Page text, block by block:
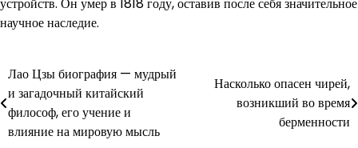
научное наследие.
Навигация
по
записям
Лао Цзы биография — мудрый
и загадочный китайский
философ, его учение и
влияние на мировую мысль
Насколько опасен чирей,
возникший во время
берменности